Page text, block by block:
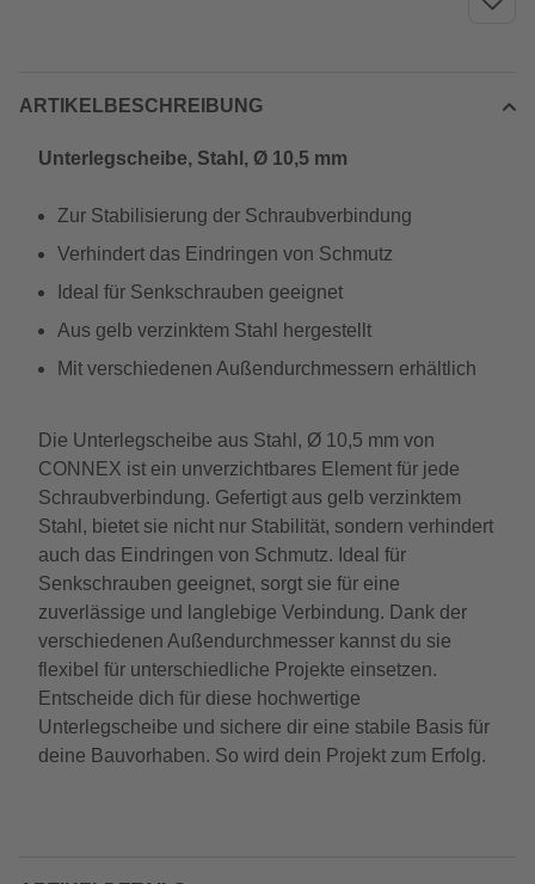
ARTIKELBESCHREIBUNG
Unterlegscheibe, Stahl, Ø 10,5 mm
Zur Stabilisierung der Schraubverbindung
Verhindert das Eindringen von Schmutz
Ideal für Senkschrauben geeignet
Aus gelb verzinktem Stahl hergestellt
Mit verschiedenen Außendurchmessern erhältlich
Die Unterlegscheibe aus Stahl, Ø 10,5 mm von
CONNEX ist ein unverzichtbares Element für jede
Schraubverbindung. Gefertigt aus gelb verzinktem
Stahl, bietet sie nicht nur Stabilität, sondern verhindert
auch das Eindringen von Schmutz. Ideal für
Senkschrauben geeignet, sorgt sie für eine
zuverlässige und langlebige Verbindung. Dank der
verschiedenen Außendurchmesser kannst du sie
flexibel für unterschiedliche Projekte einsetzen.
Entscheide dich für diese hochwertige
Unterlegscheibe und sichere dir eine stabile Basis für
deine Bauvorhaben. So wird dein Projekt zum Erfolg.